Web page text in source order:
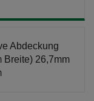
Abdeckung
Breite) 26,7mm